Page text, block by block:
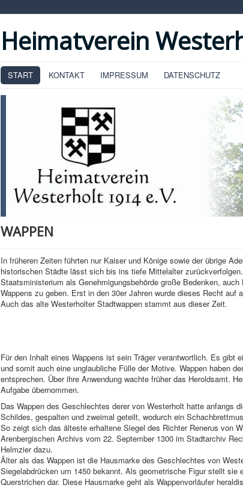
Heimatverein
START KONTAKT IMPRESSUM DATENSCHUTZ
WAPPEN
In früheren Zeiten führten nur Kaiser und Könige sowie der übrige
historischen Städte lässt sich bis ins tiefe Mittelalter
Staatsministerium als Genehmigungsbehörde große Bedenken,
Wappens zu geben. Erst in den 30er Jahren wurde dieses Recht auf
Auch das alte Westerholter Stadtwappen stammt aus dieser Zeit.
Für den Inhalt eines Wappens ist sein Träger verantwortlich. Es gibt
und somit auch eine unglaubliche Fülle der Motive. Wappen haben
entsprechen. Über ihre Anwendung wachte früher das Heroldsamt.
Aufgabe übernommen.
Das Wappen des Geschlechtes derer von Westerholt hatte anfangs
Schildes, gespalten und zweimal geteilt, wodurch ein
So zeigt sich das älteste erhaltene Siegel des Richter Renerus von
Arenbergischen Archivs vom 22. September 1300 im Stadtarchiv
Helmzier dazu.
Älter als das Wappen ist die Hausmarke des Geschlechtes von
Siegelabdrücken um 1450 bekannt. Als geometrische Figur stellt sie
Querstrichen dar. Diese Hausmarke geht als Wappenvorläufer